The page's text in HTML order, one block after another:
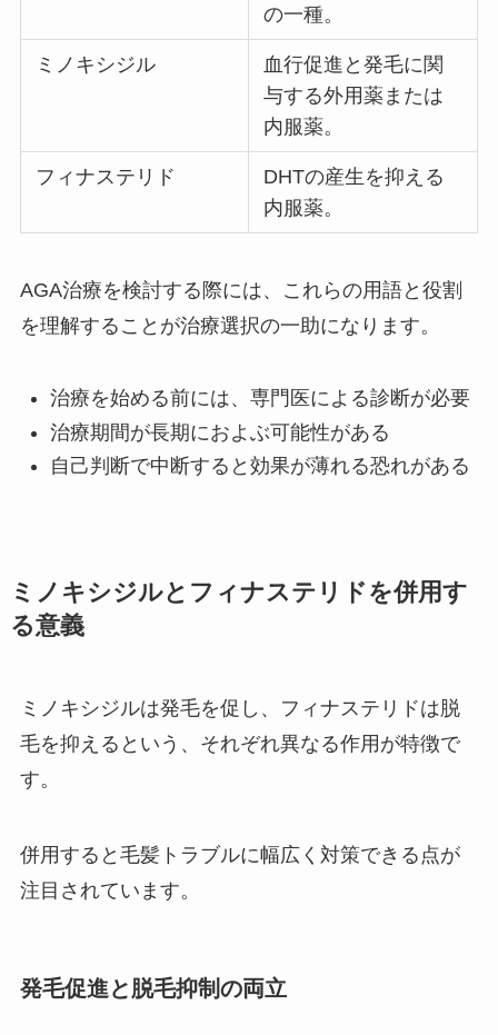
の一種。
ミノキシジル
血行促進と発毛に関
与する外用薬または
内服薬。
フィナステリド
DHTの産生を抑える
内服薬。
AGA治療を検討する際には、これらの用語と役割
を理解することが治療選択の一助になります。
治療を始める前には、専門医による診断が必要
治療期間が長期におよぶ可能性がある
自己判断で中断すると効果が薄れる恐れがある
ミノキシジルとフィナステリドを併用す
る意義
ミノキシジルは発毛を促し、フィナステリドは脱
毛を抑えるという、それぞれ異なる作用が特徴で
す。
併用すると毛髪トラブルに幅広く対策できる点が
注目されています。
発毛促進と脱毛抑制の両立